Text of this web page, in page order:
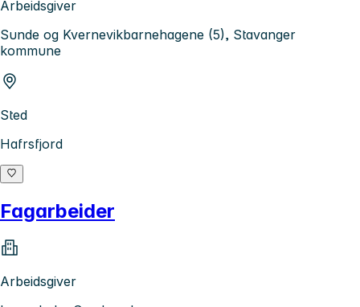
Arbeidsgiver
Sunde og Kvernevikbarnehagene (5), Stavanger
kommune
Sted
Hafrsfjord
Fagarbeider
Arbeidsgiver